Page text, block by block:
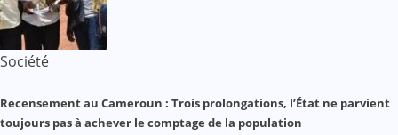
Société
Recensement au Cameroun : Trois prolongations, l’État ne parvient
toujours pas à achever le comptage de la population